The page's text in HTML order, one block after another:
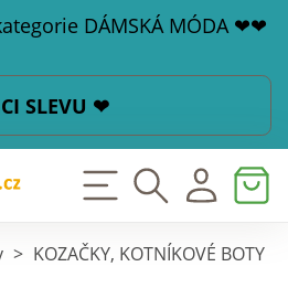
DÁMSKÁ MÓDA ❤❤
SLEVU ❤
> KOZAČKY, KOTNÍKOVÉ BOTY